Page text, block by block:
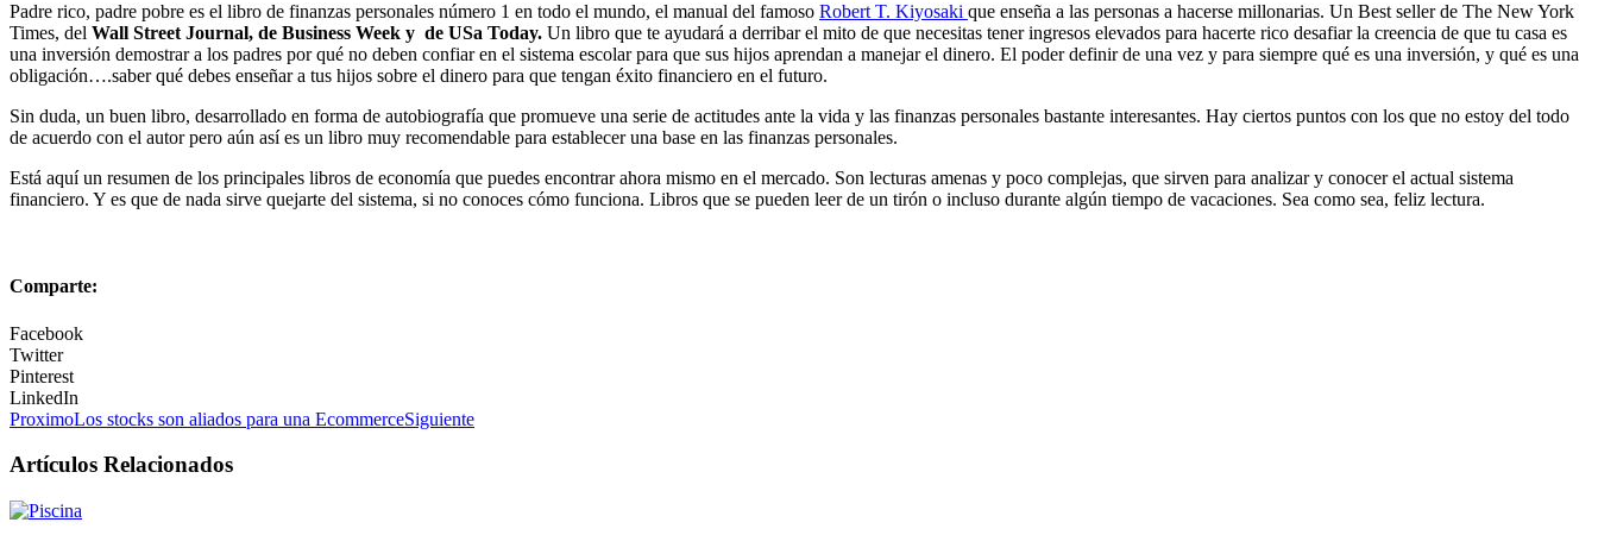
Padre rico, padre pobre es el libro de finanzas personales número 1 en todo el mundo, el manual del famoso Robert T. Kiyosaki que enseña a las personas a hacerse millonarias. Un Best seller de The New York
Times, del Wall Street Journal, de Business Week y de USa Today. Un libro que te ayudará a derribar el mito de que necesitas tener ingresos elevados para hacerte rico desafiar la creencia de que tu casa es
una inversión demostrar a los padres por qué no deben confiar en el sistema escolar para que sus hijos aprendan a manejar el dinero. El poder definir de una vez y para siempre qué es una inversión, y qué es una
obligación….saber qué debes enseñar a tus hijos sobre el dinero para que tengan éxito financiero en el futuro.
Sin duda, un buen libro, desarrollado en forma de autobiografía que promueve una serie de actitudes ante la vida y las finanzas personales bastante interesantes. Hay ciertos puntos con los que no estoy del todo
de acuerdo con el autor pero aún así es un libro muy recomendable para establecer una base en las finanzas personales.
Está aquí un resumen de los principales libros de economía que puedes encontrar ahora mismo en el mercado. Son lecturas amenas y poco complejas, que sirven para analizar y conocer el actual sistema
financiero. Y es que de nada sirve quejarte del sistema, si no conoces cómo funciona. Libros que se pueden leer de un tirón o incluso durante algún tiempo de vacaciones. Sea como sea, feliz lectura.
Comparte:
Facebook
Twitter
Pinterest
LinkedIn
ProximoLos stocks son aliados para una EcommerceSiguiente
Artículos Relacionados